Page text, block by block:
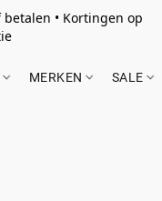
betalen • Kortingen op
MERKEN SALE